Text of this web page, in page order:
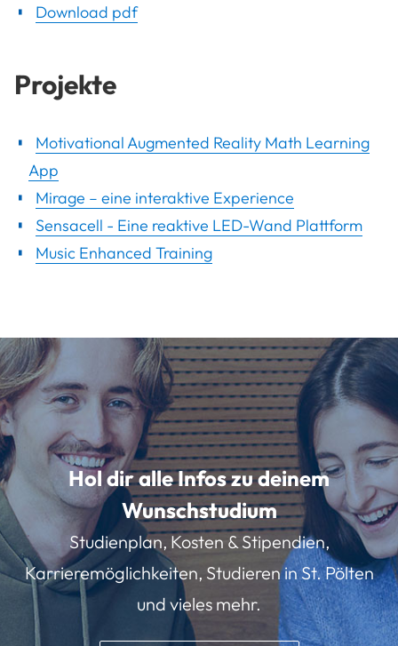
Download pdf
Projekte
Motivational Augmented Reality Math Learning
App
Mirage – eine interaktive Experience
Sensacell - Eine reaktive LED-Wand Plattform
Music Enhanced Training
Hol dir alle Infos zu deinem
Wunschstudium
Studienplan, Kosten & Stipendien,
Karrieremöglichkeiten, Studieren in St. Pölten
und vieles mehr.